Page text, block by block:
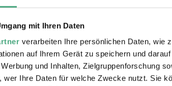
mit Ihren Daten
verarbeiten Ihre persönlichen Daten, wie
auf Ihrem Gerät zu speichern und
und Inhalten, Zielgruppenforschung
wer Ihre Daten für welche Zwecke nutzt. Sie